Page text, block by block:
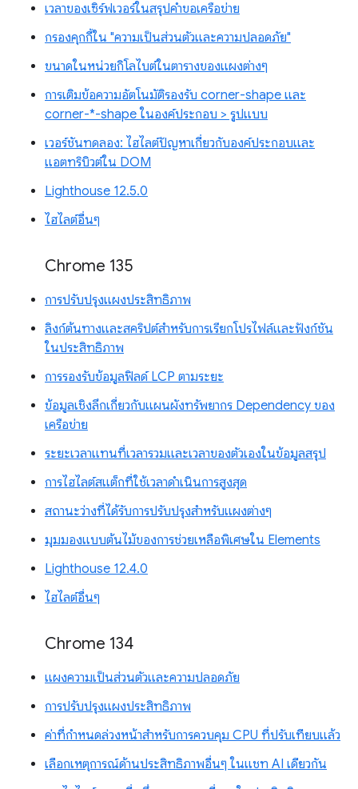
เวลาของเซิร์ฟเวอร์ในสรุปคำขอเครือข่าย
กรองคุกกี้ใน "ความเป็นส่วนตัวและความปลอดภัย"
ขนาดในหน่วยกิโลไบต์ในตารางของแผงต่างๆ
การเติมข้อความอัตโนมัติรองรับ corner-shape และ
corner-*-shape ในองค์ประกอบ > รูปแบบ
เวอร์ชันทดลอง: ไฮไลต์ปัญหาเกี่ยวกับองค์ประกอบและ
แอตทริบิวต์ใน DOM
Lighthouse 12.5.0
ไฮไลต์อื่นๆ
Chrome 135
การปรับปรุงแผงประสิทธิภาพ
ลิงก์ต้นทางและสคริปต์สำหรับการเรียกโปรไฟล์และฟังก์ชัน
ในประสิทธิภาพ
การรองรับข้อมูลฟิลด์ LCP ตามระยะ
ข้อมูลเชิงลึกเกี่ยวกับแผนผังทรัพยากร Dependency ของ
เครือข่าย
ระยะเวลาแทนที่เวลารวมและเวลาของตัวเองในข้อมูลสรุป
การไฮไลต์สแต็กที่ใช้เวลาดำเนินการสูงสุด
สถานะว่างที่ได้รับการปรับปรุงสำหรับแผงต่างๆ
มุมมองแบบต้นไม้ของการช่วยเหลือพิเศษใน Elements
Lighthouse 12.4.0
ไฮไลต์อื่นๆ
Chrome 134
แผงความเป็นส่วนตัวและความปลอดภัย
การปรับปรุงแผงประสิทธิภาพ
ค่าที่กำหนดล่วงหน้าสำหรับการควบคุม CPU ที่ปรับเทียบแล้ว
เลือกเหตุการณ์ด้านประสิทธิภาพอื่นๆ ในแชท AI เดียวกัน